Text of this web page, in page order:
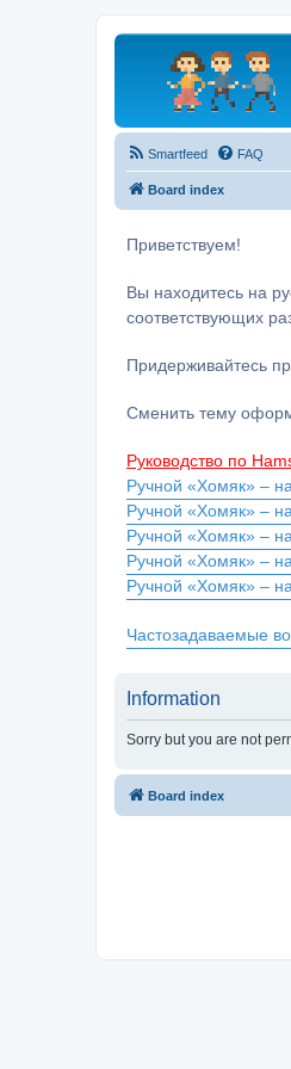
Smartfeed FAQ
Board index
Приветствуем!
Вы находитесь на
соответствующих
Придерживайтесь
Сменить тему
Руководство по
Ручной «Хомяк» –
Ручной «Хомяк» –
Ручной «Хомяк» –
Ручной «Хомяк» –
Ручной «Хомяк» –
Частозадаваемые
Information
Sorry but you are not
Board index